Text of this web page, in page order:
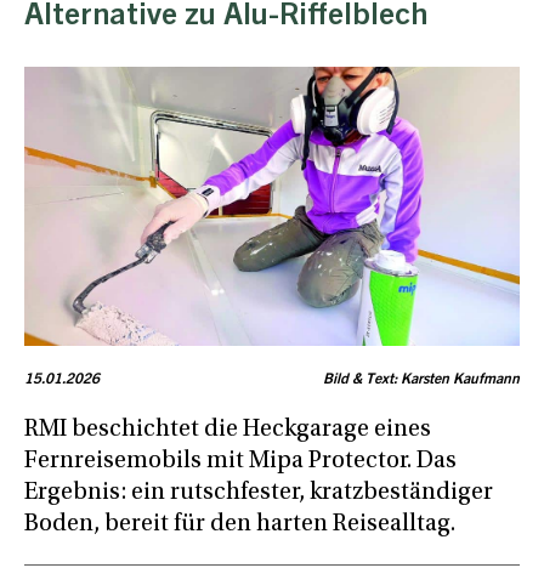
Alternative zu Alu-Riffelblech
15.01.2026 Bild & Text: Karsten Kaufmann
RMI beschichtet die Heckgarage eines
Fernreisemobils mit Mipa Protector. Das
Ergebnis: ein rutschfester, kratzbeständiger
Boden, bereit für den harten Reisealltag.